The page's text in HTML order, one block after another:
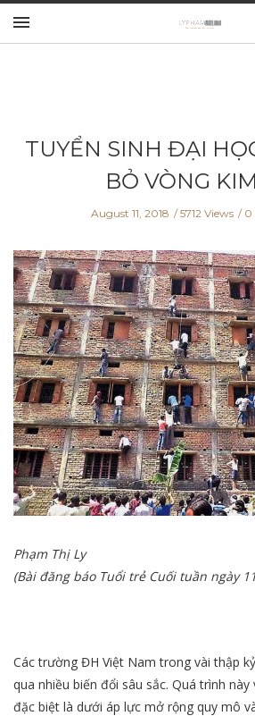
TUYỂN SINH ĐẠI
BỎ VÒNG
August 11, 2018 5712 Views 0
Phạm Thị Ly
(Bài đăng báo Tuổi trẻ Cuối tuần ngày
Các trường ĐH Việt Nam trong vài thập
qua nhiều biến đổi sâu sắc. Quá trình
đặc biệt là dưới áp lực mở rộng quy mô